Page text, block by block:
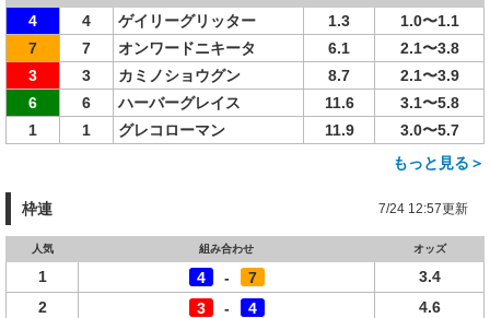
4 4 ゲイリーグリッター 1.3
1.0〜1.1
7
7 オンワードニキータ 6.1
2.1〜3.8
3
3 カミノショウグン 8.7
2.1〜3.9
6
6 ハーバーグレイス 11.6
3.1〜5.8
1
1 グレコローマン 11.9
3.0〜5.7
もっと見る＞
枠連 7/24 12:57更新
人気 組み合わせ オッズ
1 4 - 7
3.4
2
3 - 4
4.6